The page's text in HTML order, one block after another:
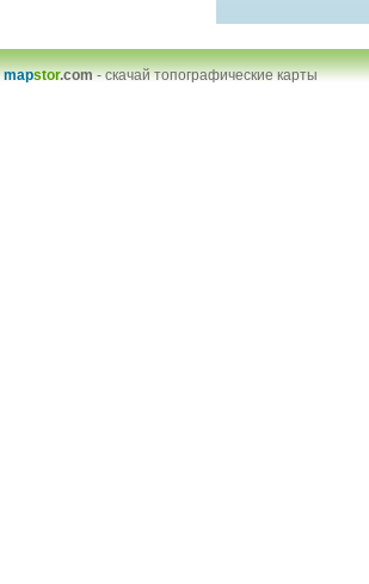
mapstor.com-скачай топографические карты